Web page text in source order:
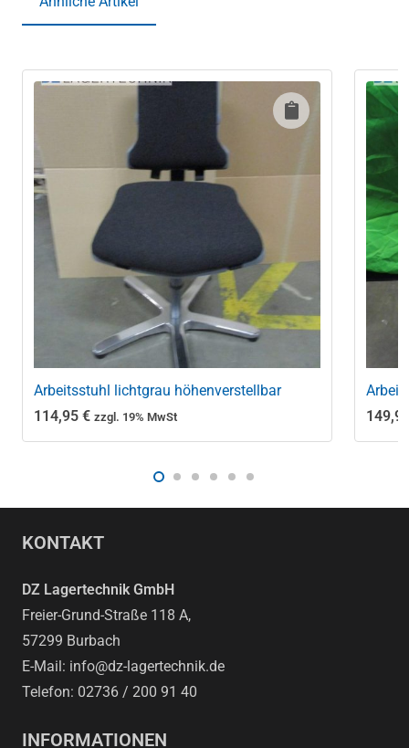
Arbeitsstuhl lichtgrau höhenverstellbar
114,95 € zzgl. 19% MwSt
KONTAKT
DZ Lagertechnik GmbH
Freier-Grund-Straße 118 A,
57299 Burbach
E-Mail: info@dz-lagertechnik.de
Telefon: 02736 / 200 91 40
INFORMATIONEN